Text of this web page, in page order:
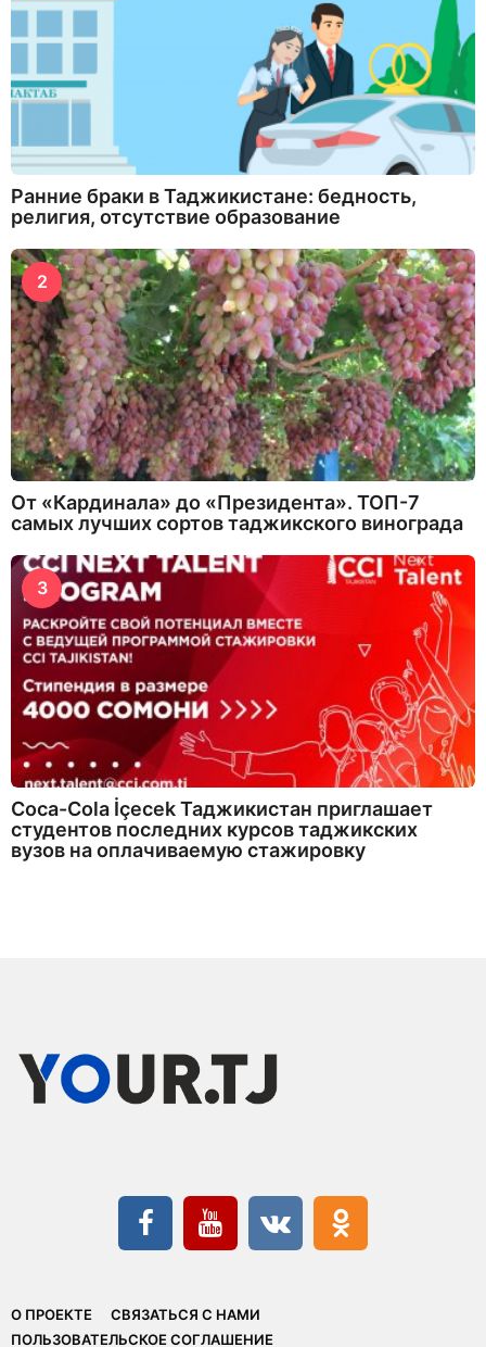
Ранние браки в Таджикистане: бедность,
религия, отсутствие образование
2
От «Кардинала» до «Президента». ТОП-7
самых лучших сортов таджикского винограда
3
Coca-Cola İçecek Таджикистан приглашает
студентов последних курсов таджикских
вузов на оплачиваемую стажировку
О ПРОЕКТЕ
СВЯЗАТЬСЯ С НАМИ
ПОЛЬЗОВАТЕЛЬСКОЕ СОГЛАШЕНИЕ